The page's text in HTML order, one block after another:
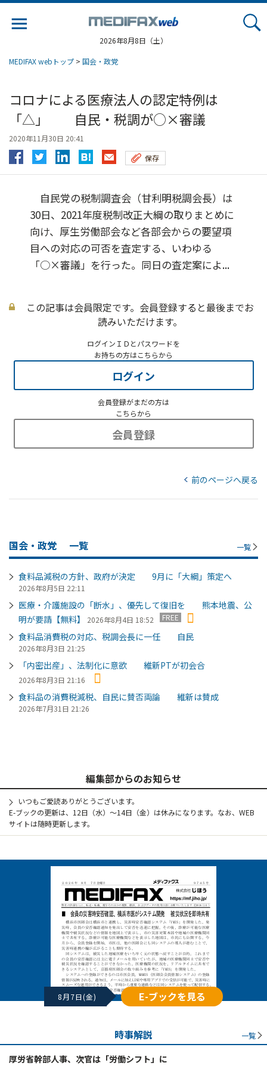
2026年8月8日（土）
MEDIFAX webトップ > 国会・政党
コロナによる医療法人の認定特例は
「△」 自民・税調が○×審議
2020年11月30日 20:41
保存
自民党の税制調査会（甘利明税調会長）は
30日、2021年度税制改正大綱の取りまとめに
向け、厚生労働部会など各部会からの要望項
目への対応の可否を査定する、いわゆる
「○×審議」を行った。同日の査定案によ...
この記事は会員限定です。会員登録すると最後までお
読みいただけます。
ログインＩＤとパスワードを
お持ちの方はこちらから
ログイン
会員登録がまだの方は
こちらから
会員登録
前のページへ戻る
国会・政党 一覧 一覧
食料品減税の方針、政府が決定 9月に「大綱」策定へ
2026年8月5日 22:11
医療・介護施設の「断水」、優先して復旧を 熊本地震、公
明が要請【無料】
2026年8月4日 18:52 FREE
食料品消費税の対応、税調会長に一任 自民
2026年8月3日 21:25
「内密出産」、法制化に意欲 維新PTが初会合
2026年8月3日 21:16
食料品の消費税減税、自民に賛否両論 維新は賛成
2026年7月31日 21:26
編集部からのお知らせ
いつもご愛読ありがとうございます。
E-ブックの更新は、12日（水）～14日（金）は休みになります。なお、WEB
サイトは随時更新します。
8月7日(金) E-ブックを見る
時事解説 一覧
厚労省幹部人事、次官は「労働シフト」に